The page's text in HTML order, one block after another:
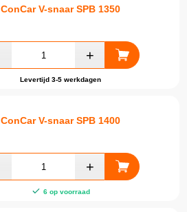
ConCar V-snaar SPB 1350
Levertijd 3-5 werkdagen
ConCar V-snaar SPB 1400
6 op voorraad